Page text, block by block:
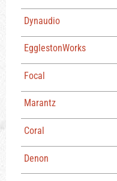
Dynaudio
EgglestonWorks
Focal
Marantz
Coral
Denon